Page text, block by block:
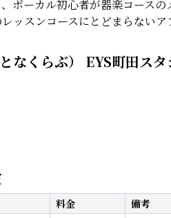
ボーカル初心者が器楽コース
ッスンコースにとどまらないア
なくらぶ） EYS町田ス
料金
備考